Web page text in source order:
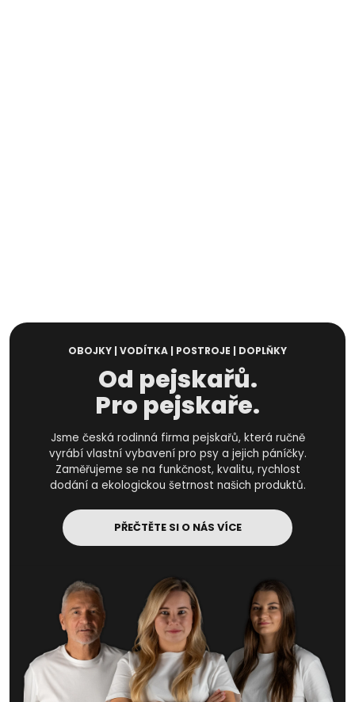
OBOJKY | VODÍTKA | POSTROJE | DOPLŇKY
Od pejskařů.
Pro pejskaře.
Jsme česká rodinná firma pejskařů, která ručně
vyrábí vlastní vybavení pro psy a jejich páníčky.
Zaměřujeme se na funkčnost, kvalitu, rychlost
dodání a ekologickou šetrnost našich produktů.
PŘEČTĚTE SI O NÁS VÍCE